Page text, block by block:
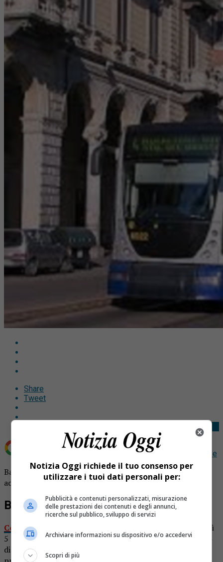
Share
Tweet
Fonte preferita su Google
Bambino di 5 anni ritrovato da solo al capolinea. E’
accaduto martedì 5 marzo a Torino.
Bambino di 5 anni ritrovato
Come riporta la Nuova Periferia
, nella serata di martedì
5 marzo, intorno alle 19.30, giunti al capolinea del tram 4
di Falchera, a Torino, il conducente si è accorto della
Notizia Oggi richiede il tuo consenso per
utilizzare i tuoi dati personali per:
Pubblicità e contenuti personalizzati, misurazione
delle prestazioni dei contenuti e degli annunci,
ricerche sul pubblico, sviluppo di servizi
Archiviare informazioni su dispositivo e/o accedervi
Scopri di più